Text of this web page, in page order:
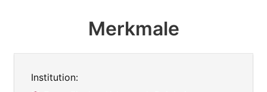
Merkmale
Institution: